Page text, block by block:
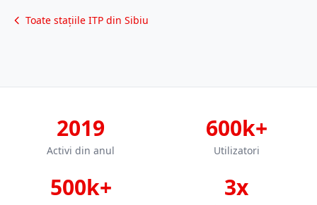
Toate stațiile ITP din Sibiu
2019
Activi din anul
600k+
Utilizatori
500k+ 3x